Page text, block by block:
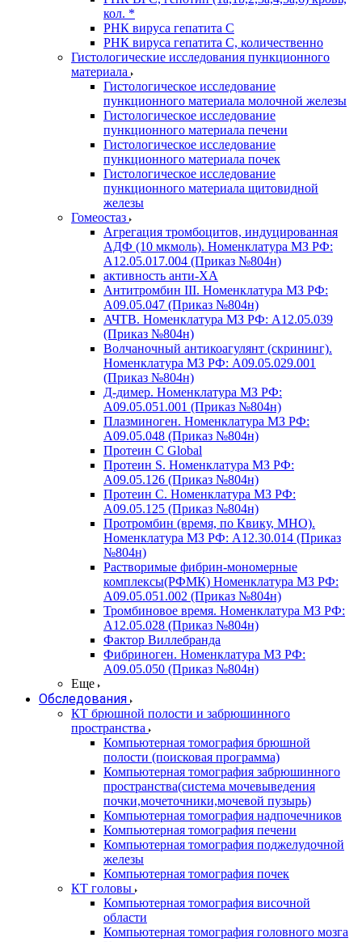
кол. *
РНК вируса гепатита C
РНК вируса гепатита C, количественно
Гистологические исследования пункционного
материала
Гистологическое исследование
пункционного материала молочной железы
Гистологическое исследование
пункционного материала печени
Гистологическое исследование
пункционного материала почек
Гистологическое исследование
пункционного материала щитовидной
железы
Гомеостаз
Агрегация тромбоцитов, индуцированная
АДФ (10 мкмоль). Номенклатура МЗ РФ:
A12.05.017.004 (Приказ №804н)
активность анти-ХА
Антитромбин III. Номенклатура МЗ РФ:
A09.05.047 (Приказ №804н)
АЧТВ. Номенклатура МЗ РФ: A12.05.039
(Приказ №804н)
Волчаночный антикоагулянт (скрининг).
Номенклатура МЗ РФ: A09.05.029.001
(Приказ №804н)
Д-димер. Номенклатура МЗ РФ:
A09.05.051.001 (Приказ №804н)
Плазминоген. Номенклатура МЗ РФ:
A09.05.048 (Приказ №804н)
Протеин C Global
Протеин S. Номенклатура МЗ РФ:
A09.05.126 (Приказ №804н)
Протеин С. Номенклатура МЗ РФ:
A09.05.125 (Приказ №804н)
Протромбин (время, по Квику, МНО).
Номенклатура МЗ РФ: A12.30.014 (Приказ
№804н)
Растворимые фибрин-мономерные
комплексы(РФМК) Номенклатура МЗ РФ:
A09.05.051.002 (Приказ №804н)
Тромбиновое время. Номенклатура МЗ РФ:
A12.05.028 (Приказ №804н)
Фактор Виллебранда
Фибриноген. Номенклатура МЗ РФ:
A09.05.050 (Приказ №804н)
Еще
Обследования
КТ брюшной полости и забрюшинного
пространства
Компьютерная томография брюшной
полости (поисковая программа)
Компьютерная томография забрюшинного
пространства(система мочевыведения
почки,мочеточники,мочевой пузырь)
Компьютерная томография надпочечников
Компьютерная томография печени
Компьютерная томография поджелудочной
железы
Компьютерная томография почек
КТ головы
Компьютерная томография височной
области
Компьютерная томография головного мозга